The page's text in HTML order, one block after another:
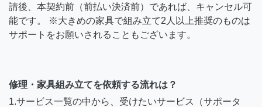
請後、本契約前（前払い決済前）であれば、キャンセル可
能です。 ※大きめの家具で組み立て2人以上推奨のものは
サポートをお願いされることもございます。
修理・家具組み立てを依頼する流れは？
1.サービス一覧の中から、受けたいサービス（サポータ